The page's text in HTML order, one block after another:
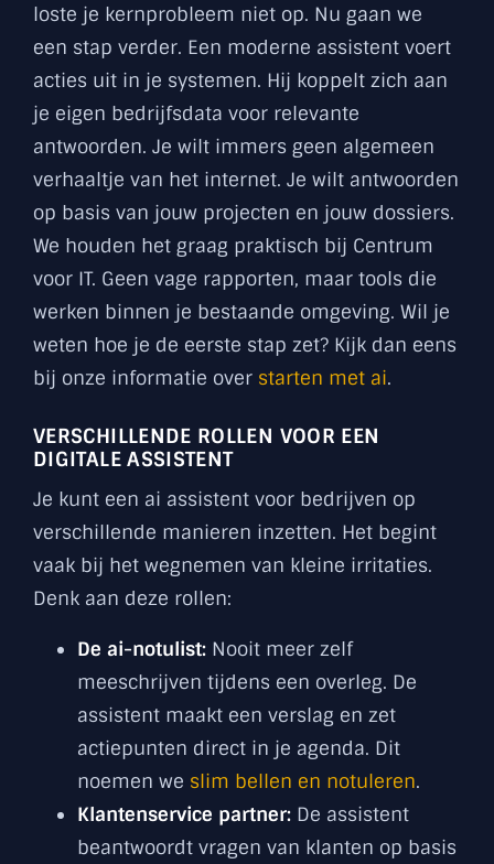
loste je kernprobleem niet op. Nu gaan we
een stap verder. Een moderne assistent voert
acties uit in je systemen. Hij koppelt zich aan
je eigen bedrijfsdata voor relevante
antwoorden. Je wilt immers geen algemeen
verhaaltje van het internet. Je wilt antwoorden
op basis van jouw projecten en jouw dossiers.
We houden het graag praktisch bij Centrum
voor IT. Geen vage rapporten, maar tools die
werken binnen je bestaande omgeving. Wil je
weten hoe je de eerste stap zet? Kijk dan eens
bij onze informatie over starten met ai.
VERSCHILLENDE ROLLEN VOOR EEN
DIGITALE ASSISTENT
Je kunt een ai assistent voor bedrijven op
verschillende manieren inzetten. Het begint
vaak bij het wegnemen van kleine irritaties.
Denk aan deze rollen:
De ai-notulist: Nooit meer zelf
meeschrijven tijdens een overleg. De
assistent maakt een verslag en zet
actiepunten direct in je agenda. Dit
noemen we slim bellen en notuleren.
Klantenservice partner: De assistent
beantwoordt vragen van klanten op basis